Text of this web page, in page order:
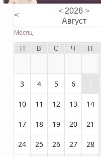
< < 2026 >
Август
Месяц
П В С Ч П
3 4 5 6 7
10 11 12 13 14
17 18 19 20 21
24 25 26 27 28